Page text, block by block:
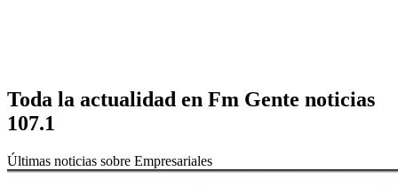
Toda la actualidad en Fm Gente noticias
107.1
Últimas noticias sobre Empresariales